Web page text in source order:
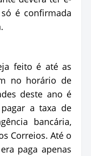
é confirmada
feito é até as
no horário de
deste ano é
a taxa de
bancária,
Correios. Até o
paga apenas